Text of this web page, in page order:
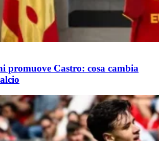
promuove Castro: cosa cambia